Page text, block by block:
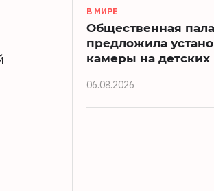
В МИРЕ
Общественная
предложила
камеры на
06.08.2026